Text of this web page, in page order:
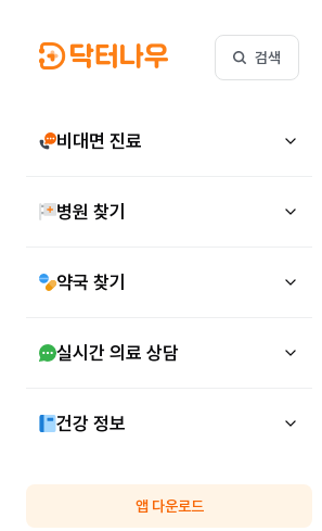
검색
비대면 진료
병원 찾기
약국 찾기
실시간 의료 상담
건강 정보
앱 다운로드